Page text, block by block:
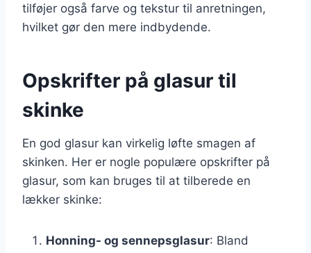
tilføjer også farve og tekstur til anretningen,
hvilket gør den mere indbydende.
Opskrifter på glasur til
skinke
En god glasur kan virkelig løfte smagen af
skinken. Her er nogle populære opskrifter på
glasur, som kan bruges til at tilberede en
lækker skinke:
Honning- og sennepsglasur: Bland